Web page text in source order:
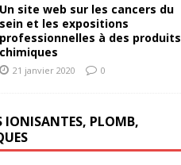
Un site web sur les cancers du
sein et les expositions
professionnelles à des produits
chimiques
21 janvier 2020 0
IONISANTES, PLOMB,